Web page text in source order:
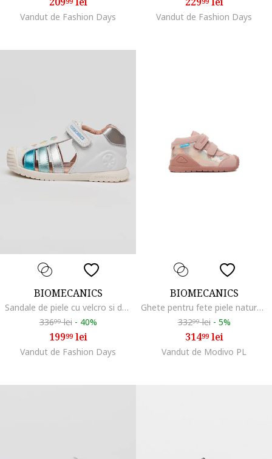
Vandut de Fashion Days Vandut de Fashion Days
BIOMECANICS
Sandale de piele cu velcro si decupaje, Alb optic/Albastru
33699lei - 40%
19999lei
Vandut de Fashion Days
BIOMECANICS
Ghete pentru fete piele naturala, Roz
33299lei - 5%
31499lei
Vandut de Modivo PL